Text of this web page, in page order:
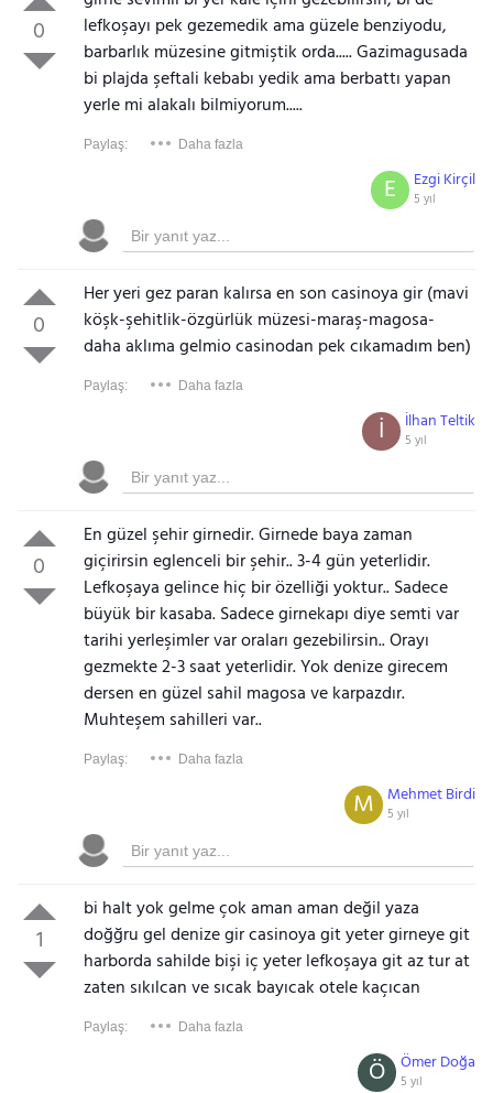
0
lefkoşayı pek gezemedik ama güzele benziyodu,
barbarlık müzesine gitmiştik orda..... Gazimagusada
bi plajda şeftali kebabı yedik ama berbattı yapan
yerle mi alakalı bilmiyorum.....
Paylaş: Daha fazla
Ezgi Kirçil
5 yıl
E
0
Her yeri gez paran kalırsa en son casinoya gir (mavi
köşk-şehitlik-özgürlük müzesi-maraş-magosa-
daha aklıma gelmio casinodan pek cıkamadım ben)
Paylaş: Daha fazla
İlhan Teltik
5 yıl
İ
0
En güzel şehir girnedir. Girnede baya zaman
giçirirsin eglenceli bir şehir.. 3-4 gün yeterlidir.
Lefkoşaya gelince hiç bir özelliği yoktur.. Sadece
büyük bir kasaba. Sadece girnekapı diye semti var
tarihi yerleşimler var oraları gezebilirsin.. Orayı
gezmekte 2-3 saat yeterlidir. Yok denize girecem
dersen en güzel sahil magosa ve karpazdır.
Muhteşem sahilleri var..
Paylaş: Daha fazla
Mehmet Birdi
5 yıl
M
1
bi halt yok gelme çok aman aman değil yaza
doğğru gel denize gir casinoya git yeter girneye git
harborda sahilde bişi iç yeter lefkoşaya git az tur at
zaten sıkılcan ve sıcak bayıcak otele kaçıcan
Paylaş: Daha fazla
Ömer Doğa
5 yıl
Ö